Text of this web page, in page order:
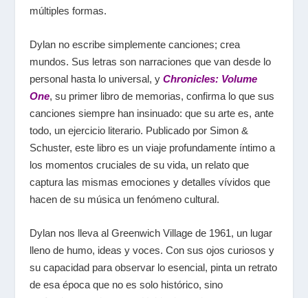
múltiples formas.
Dylan no escribe simplemente canciones; crea
mundos. Sus letras son narraciones que van desde lo
personal hasta lo universal, y Chronicles: Volume
One, su primer libro de memorias, confirma lo que sus
canciones siempre han insinuado: que su arte es, ante
todo, un ejercicio literario. Publicado por Simon &
Schuster, este libro es un viaje profundamente íntimo a
los momentos cruciales de su vida, un relato que
captura las mismas emociones y detalles vívidos que
hacen de su música un fenómeno cultural.
Dylan nos lleva al Greenwich Village de 1961, un lugar
lleno de humo, ideas y voces. Con sus ojos curiosos y
su capacidad para observar lo esencial, pinta un retrato
de esa época que no es solo histórico, sino